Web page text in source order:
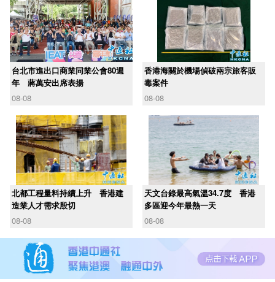
台北市進出口商業同業公會80週
年 蔣萬安出席表揚
08-08
香港海關於機場偵破兩宗旅客販
毒案件
08-08
北都工程量料持續上升 香港建
造業人才需求殷切
08-08
天文台錄最高氣溫34.7度 香港
多區迎今年最熱一天
08-08